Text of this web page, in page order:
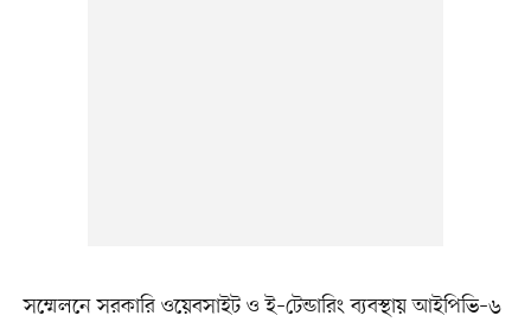
সম্মেলনে সরকারি ওয়েবসাইট ও ই–টেন্ডারিং ব্যবস্থায় আইপিভি–৬